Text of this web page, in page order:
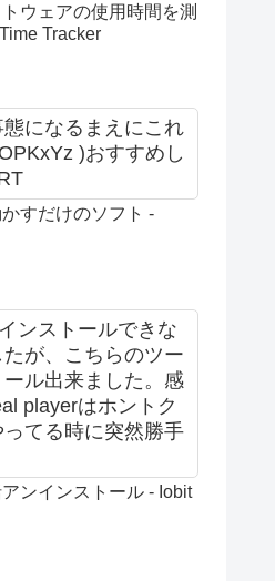
ウェアの使用時間を測
Tracker
になるまえにこれ
)おすすめし
すだけのソフト -
ンストールできな
が、こちらのツー
ル出来ました。感
playerはホントク
てる時に突然勝手
ンインストール - Iobit